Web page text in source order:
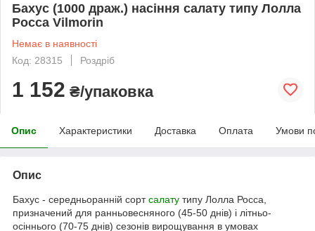
Бахус (1000 драж.) насіння салату типу Лолла
Росса Vilmorin
Немає в наявності
Код: 28315
Роздріб
1 152 ₴/упаковка
Опис Характеристики Доставка Оплата Умови
Опис
Бахус - середньоранній сортсалату типу Лолла Росса,
призначений для ранньовесняного (45-50 днів) і літньо-
осіннього (70-75 днів) сезонів вирощування в умовах